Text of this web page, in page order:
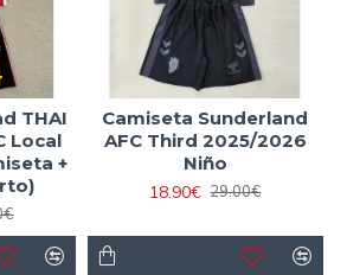
THAI
Local
+
Camiseta Sunderland
AFC Third 2025/2026
Niño
18.90€ 29.00€